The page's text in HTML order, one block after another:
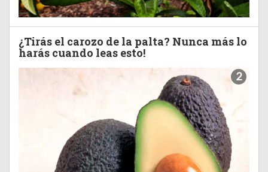
¿Tirás el carozo de la palta? Nunca más lo
harás cuando leas esto!
2